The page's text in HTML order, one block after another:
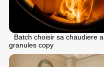
Batch choisir sa chaudiere a
granules copy